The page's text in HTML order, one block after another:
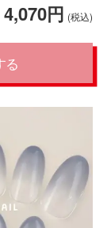
4,070円 (税込)
る